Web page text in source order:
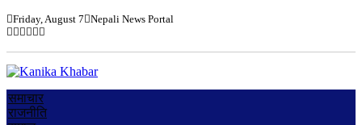
Friday, August 7 Nepali News Portal
समाचार
राजनीति